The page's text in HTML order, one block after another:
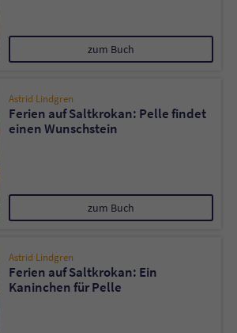
zum Buch
Astrid Lindgren
Ferien auf Saltkrokan: Pelle findet
einen Wunschstein
zum Buch
Astrid Lindgren
Ferien auf Saltkrokan: Ein
Kaninchen für Pelle